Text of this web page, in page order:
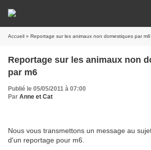
Accueil » Reportage sur les animaux non domestiques par m6
Reportage sur les animaux non
par m6
Publié le 05/05/2011 à 07:00
Par Anne et Cat
Nous vous transmettons un message au
d'un reportage pour m6.